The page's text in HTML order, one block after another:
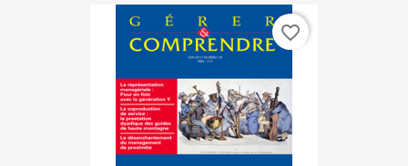
favorite_border